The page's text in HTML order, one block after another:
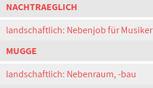
NACHTRAEGLICH
landschaftlich: Nebenjob für Musiker
MUGGE
landschaftlich: Nebenraum, -bau